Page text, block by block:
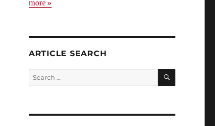
more »
ARTICLE SEARCH
Search
for:
SEARCH